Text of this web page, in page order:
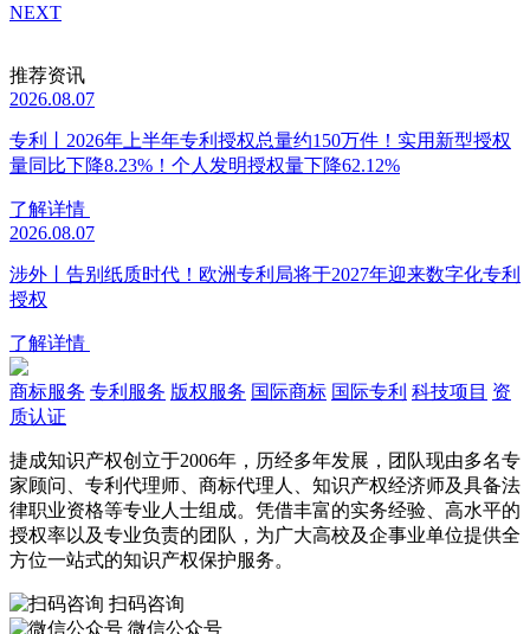
NEXT
推荐资讯
2026.08.07
专利丨2026年上半年专利授权总量约150万件！实用新型授权
量同比下降8.23%！个人发明授权量下降62.12%
了解详情
2026.08.07
涉外丨告别纸质时代！欧洲专利局将于2027年迎来数字化专利
授权
了解详情
商标服务 专利服务 版权服务 国际商标 国际专利 科技项目 资
质认证
捷成知识产权创立于2006年，历经多年发展，团队现由多名专
家顾问、专利代理师、商标代理人、知识产权经济师及具备法
律职业资格等专业人士组成。凭借丰富的实务经验、高水平的
授权率以及专业负责的团队，为广大高校及企事业单位提供全
方位一站式的知识产权保护服务。
扫码咨询
微信公众号